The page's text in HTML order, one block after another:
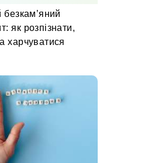
безкам’яний
як розпізнати,
харчуватися